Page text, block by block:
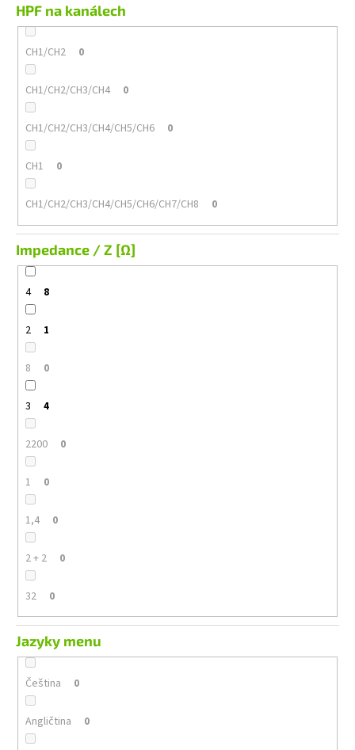
HPF na kanálech
CH1/CH2 0
CH1/CH2/CH3/CH4 0
CH1/CH2/CH3/CH4/CH5/CH6 0
CH1 0
CH1/CH2/CH3/CH4/CH5/CH6/CH7/CH8 0
Impedance / Z [Ω]
4 8
2 1
8 0
3 4
2200 0
1 0
1,4 0
2 + 2 0
32 0
Jazyky menu
Čeština 0
Angličtina 0